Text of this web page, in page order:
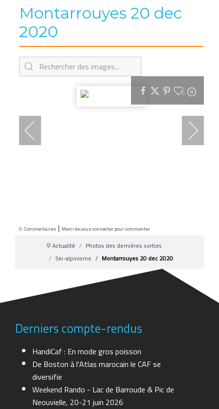
Montarrouyes 20 dec
2020
0
0 Commentaires | Merci de vous connecter pour commenter
Actualité
Photos des dernières sorties
Ski-alpinisme
Montarrouyes 20 dec 2020
Derniers compte-rendus
HandiCaf : En mode gros poisson
De Boston à l'Atlas marocain le CAF se
diversifie
Weekend Rando - Lac de Barroude & Pic de
Neouvielle, 20-21 juin 2026